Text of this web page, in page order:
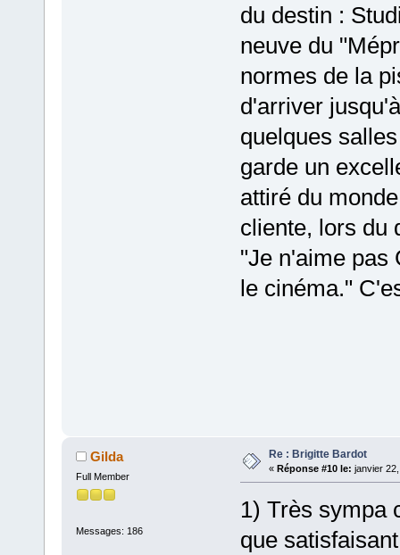
du destin :
neuve du
normes de la
d'arriver
quelques
garde un
attiré du
cliente, lors du
"Je n'aime pas
le cinéma."
Gilda
Full Member
Messages: 186
Re : Brigitte Bardot
« Réponse #10 le: janvier
1) Très sympa
que